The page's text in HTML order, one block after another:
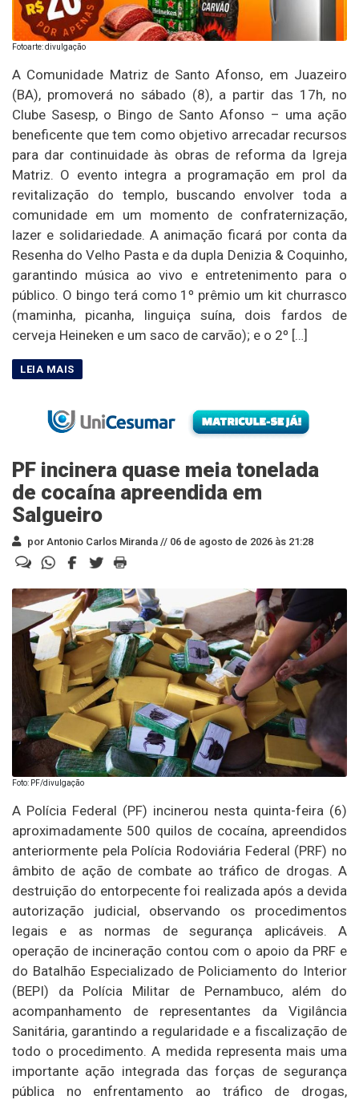
Fotoarte: divulgação
A Comunidade Matriz de Santo Afonso, em Juazeiro
(BA), promoverá no sábado (8), a partir das 17h, no
Clube Sasesp, o Bingo de Santo Afonso – uma ação
beneficente que tem como objetivo arrecadar recursos
para dar continuidade às obras de reforma da Igreja
Matriz. O evento integra a programação em prol da
revitalização do templo, buscando envolver toda a
comunidade em um momento de confraternização,
lazer e solidariedade. A animação ficará por conta da
Resenha do Velho Pasta e da dupla Denizia & Coquinho,
garantindo música ao vivo e entretenimento para o
público. O bingo terá como 1º prêmio um kit churrasco
(maminha, picanha, linguiça suína, dois fardos de
cerveja Heineken e um saco de carvão); e o 2º […]
PF incinera quase meia tonelada
de cocaína apreendida em
Salgueiro
por Antonio Carlos Miranda // 06 de agosto de 2026 às 21:28
Foto: PF/divulgação
A Polícia Federal (PF) incinerou nesta quinta-feira (6)
aproximadamente 500 quilos de cocaína, apreendidos
anteriormente pela Polícia Rodoviária Federal (PRF) no
âmbito de ação de combate ao tráfico de drogas. A
destruição do entorpecente foi realizada após a devida
autorização judicial, observando os procedimentos
legais e as normas de segurança aplicáveis. A
operação de incineração contou com o apoio da PRF e
do Batalhão Especializado de Policiamento do Interior
(BEPI) da Polícia Militar de Pernambuco, além do
acompanhamento de representantes da Vigilância
Sanitária, garantindo a regularidade e a fiscalização de
todo o procedimento. A medida representa mais uma
importante ação integrada das forças de segurança
pública no enfrentamento ao tráfico de drogas,